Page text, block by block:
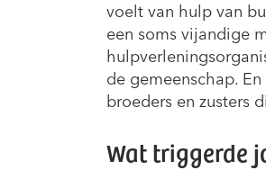
voelt van hulp van
een soms vijandige
de gemeenschap.
broeders en zusters
Wat triggerde